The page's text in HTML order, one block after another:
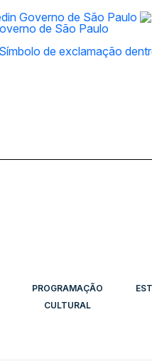
PROGRAMAÇÃO
CULTURAL